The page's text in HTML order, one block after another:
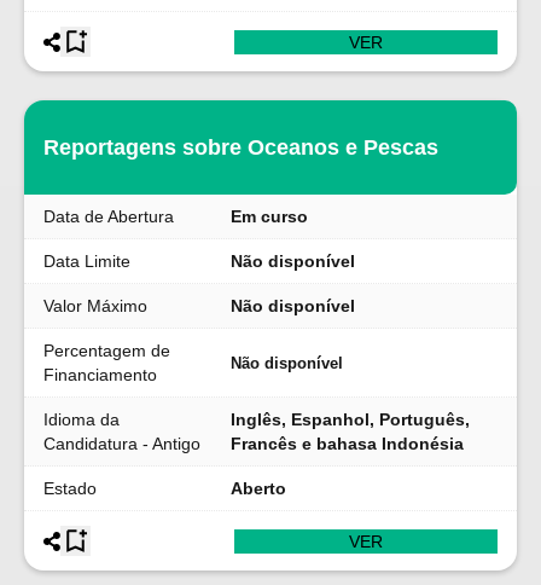
VER
Reportagens sobre Oceanos e Pescas
Data de Abertura Em curso
Data Limite Não disponível
Valor Máximo Não disponível
Percentagem de
Financiamento
Não disponível
Idioma da
Candidatura - Antigo
Inglês, Espanhol, Português,
Francês e bahasa Indonésia
Estado Aberto
VER